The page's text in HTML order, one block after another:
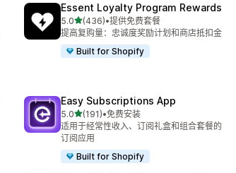
Essent Loyalty Program Rewards
5.0星（满分 5 星）
(436)
总共 436 条评论
•提供免费套餐
提高复购量：忠诚度奖励计划和商店抵扣金
Built for Shopify
Easy Subscriptions App
5.0星（满分 5 星）
(191)
总共 191 条评论
•免费安装
适用于经常性收入、订阅礼盒和组合套餐的
订阅应用
Built for Shopify